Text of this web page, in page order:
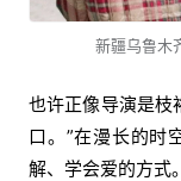
新疆乌鲁木
也许正像导演是枝
口。”在漫长的时
解、学会爱的方式。